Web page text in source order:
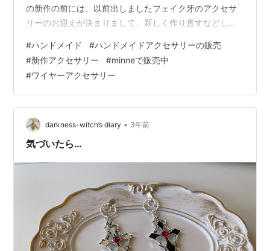
の新作の前には、以前出しましたフェイク牙のアクセサ
リーのお迎えが決まりまして、新しく作り直すなどして
係ございません。嬉しかったのでご報告しただけです(*
´∇｀*) さて、今回の新作、なぜ唐突と申しましたのかと
いいますと自分でも思わぬところから完成したからで
す。 経緯を説明しますと、最初作っていた新作は今回出
しましたものではございませんでした。私の悪い癖なの
ですが、作りたいパーツを先んじて作成…
#ハンドメイド #ハンドメイドアクセサリーの販売
#新作アクセサリー #minneで販売中
#ワイヤーアクセサリー
darkness-witch’s diary • 3年前
気づいたら…